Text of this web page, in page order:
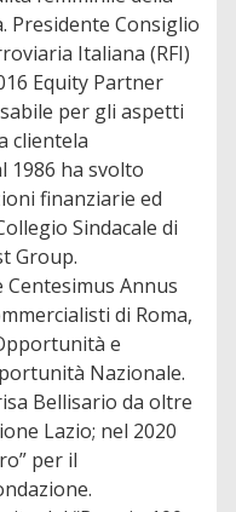
Presidente Consiglio
Italiana (RFI)
Equity Partner
per gli aspetti
clientela
1986 ha svolto
finanziarie ed
Sindacale di
Group.
Centesimus Annus
di Roma,
e
Nazionale.
Bellisario da oltre
Lazio; nel 2020
per il